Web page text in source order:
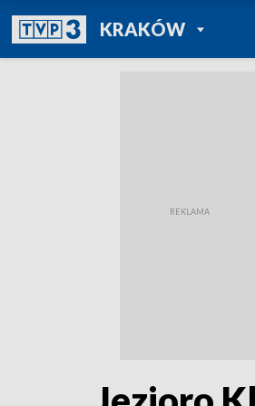
KRAKÓWPOWRÓT DO
TVP REGIONY